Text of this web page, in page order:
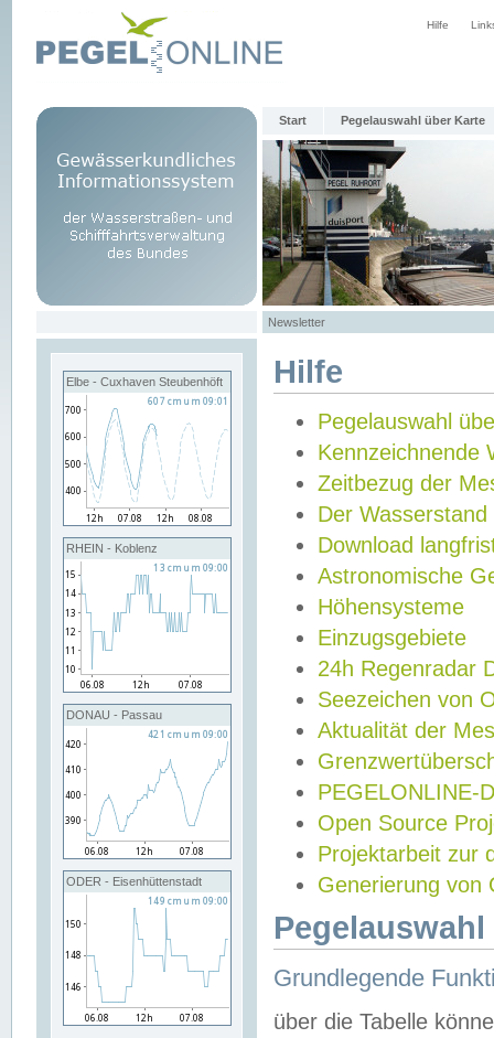
Hilfe
Start Pegelauswahl über Karte
Newsletter
Elbe - Cuxhaven Steubenhöft
RHEIN - Koblenz
DONAU - Passau
ODER - Eisenhüttenstadt
Hilfe
Pegelauswahl
Kennzeichnende
Zeitbezug der
Der Wasserstand
Download
Astronomische
Höhensysteme
Einzugsgebiete
24h Regenradar
Seezeichen von
Aktualität der
PEGELONLINE-
Open Source
Projektarbeit zur
Generierung von
Grundlegende
über die Tabelle